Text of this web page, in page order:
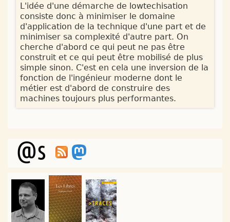
L'idée d'une démarche de lowtechisation
consiste donc à minimiser le domaine
d'application de la technique d'une part et de
minimiser sa complexité d'autre part. On
cherche d'abord ce qui peut ne pas être
construit et ce qui peut être mobilisé de plus
simple sinon. C'est en cela une inversion de la
fonction de l'ingénieur moderne dont le
métier est d'abord de construire des
machines toujours plus performantes.